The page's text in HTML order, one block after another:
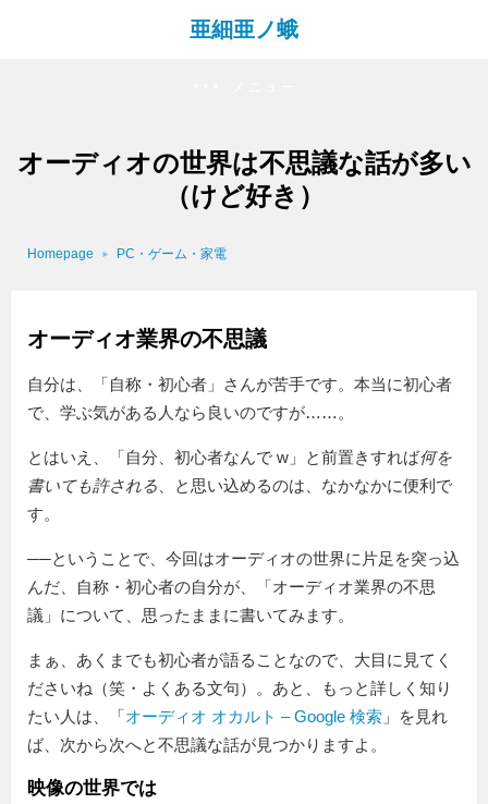
亜細亜ノ蛾
オーディオの世界は不思議な話が多い
（けど好き）
Homepage PC・ゲーム・家電
オーディオ業界の不思議
自分は、「自称・初心者」さんが苦手です。本当に初心者
で、学ぶ気がある人なら良いのですが……。
とはいえ、「自分、初心者なんで w」と前置きすれば何を
書いても許される 、と思い込めるのは、なかなかに便利で
す。
──ということで、今回はオーディオの世界に片足を突っ込
んだ、自称・初心者の自分が、「オーディオ業界の不思
議」について、思ったままに書いてみます。
まぁ、あくまでも初心者が語ることなので、大目に見てく
ださいね（笑・よくある文句）。あと、もっと詳しく知り
たい人は、「オーディオ オカルト – Google 検索 」を見れ
ば、次から次へと不思議な話が見つかりますよ。
映像の世界では